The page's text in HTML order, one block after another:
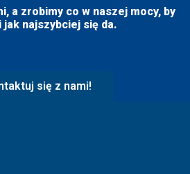
a zrobimy co w naszej mocy, by
jak najszybciej się da.
się z nami!